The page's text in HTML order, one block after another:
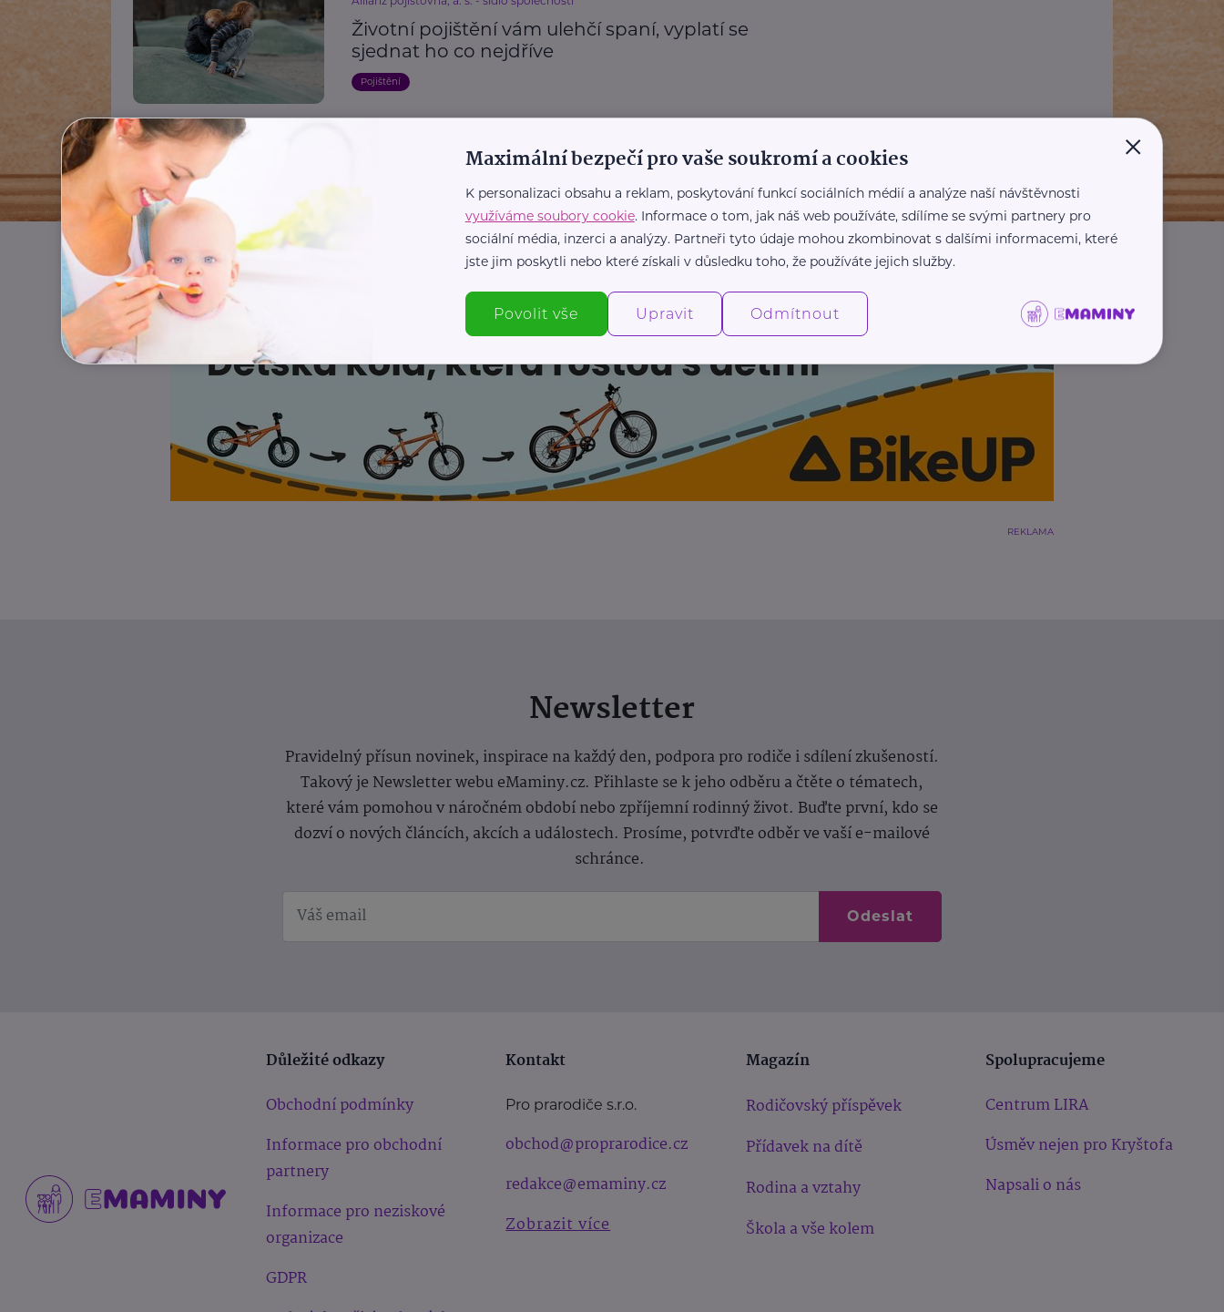
Životní pojištění vám ulehčí spaní, vyplatí se
sjednat ho co nejdříve
Pojištění
Češi se bojí smrti, přesto se raději pojistí proti
REKLAMA
Newsletter
Pravidelný přísun novinek, inspirace na každý den, podpora pro rodiče i sdílení zkušeností.
Takový je Newsletter webu eMaminy.cz. Přihlaste se k jeho odběru a čtěte o tématech,
které vám pomohou v náročném období nebo zpříjemní rodinný život. Buďte první, kdo se
dozví o nových článcích, akcích a událostech. Prosíme, potvrďte odběr ve vaší e-mailové
schránce.
Odeslat
Důležité odkazy
Obchodní podmínky
Informace pro obchodní
partnery
Informace pro neziskové
organizace
GDPR
Kontakt
Pro prarodiče s.r.o.
obchod@proprarodice.cz
redakce@emaminy.cz
Zobrazit více
Magazín
Rodičovský příspěvek
Přídavek na dítě
Rodina a vztahy
Škola a vše kolem
Spolupracujeme
Centrum LIRA
Úsměv nejen pro Kryštofa
Napsali o nás
×
Maximální bezpečí pro vaše soukromí a cookies
K personalizaci obsahu a reklam, poskytování funkcí sociálních médií a analýze naší návštěvnosti
využíváme soubory cookie. Informace o tom, jak náš web používáte, sdílíme se svými partnery pro
sociální média, inzerci a analýzy. Partneři tyto údaje mohou zkombinovat s dalšími informacemi, které
jste jim poskytli nebo které získali v důsledku toho, že používáte jejich služby.
Povolit vše Upravit Odmítnout